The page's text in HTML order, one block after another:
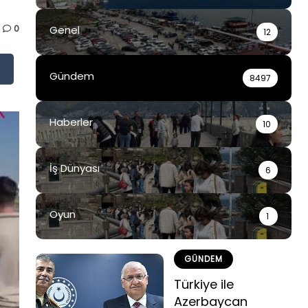
0 Genel 12
Gündem 8497
Haberler 10
İş Dünyası 6
Oyun 1
GÜNDEM
Türkiye ile
Azerbaycan